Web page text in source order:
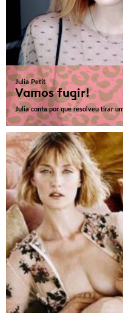
Julia Petit
Vamos fugir!
Julia conta por que resolveu tirar